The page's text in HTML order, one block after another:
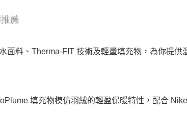
薦
面料、Therma-FIT 技術及輕量填充物，為你提
填充物模仿羽絨的輕盈保暖特性，配合